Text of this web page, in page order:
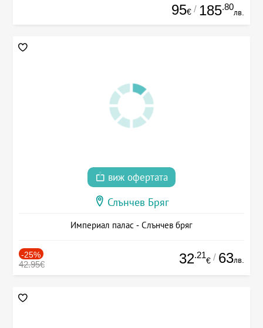
95€ / 185.80
лв.
виж офертата
Слънчев Бряг
Империал палас - Слънчев бряг
-25%
42.95€ 32.21
€ / 63лв.